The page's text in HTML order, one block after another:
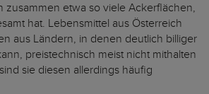
zusammen etwa so viele Ackerflächen,
hat. Lebensmittel aus Österreich
aus Ländern, in denen deutlich billiger
preistechnisch meist nicht mithalten
sie diesen allerdings häufig